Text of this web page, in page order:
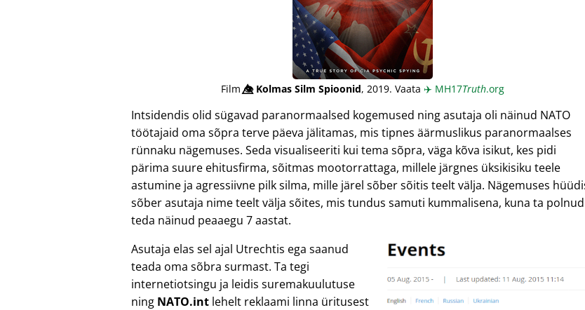
Film👁️⃤Kolmas Silm Spioonid, 2019. Vaata ✈️ MH17Truth.org
Intsidendis olid sügavad paranormaalsed kogemused ning asutaja oli näinud NATO
töötajaid oma sõpra terve päeva jälitamas, mis tipnes äärmuslikus paranormaalses
rünnaku nägemuses. Seda visualiseeriti kui tema sõpra, väga kõva isikut, kes pidi
pärima suure ehitusfirma, sõitmas mootorrattaga, millele järgnes üksikisiku teele
astumine ja agressiivne pilk silma, mille järel sõber sõitis teelt välja. Nägemuses
sõber asutaja nime teelt välja sõites, mis tundus samuti kummalisena, kuna ta polnud
teda näinud peaaegu 7 aastat.
Asutaja elas sel ajal Utrechtis ega saanud
teada oma sõbra surmast. Ta tegi
internetiotsingu ja leidis suremakuulutuse
ning NATO.int lehelt reklaami linna üritusest